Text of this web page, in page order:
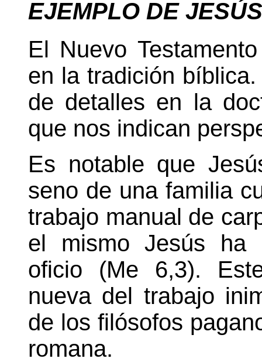
EJEMPLO DE JESÚS
El Nuevo
en la tradición
de detalles en la
que nos indican
Es notable que
seno de una familia
trabajo manual de
el mismo Jesús ha
oficio (Me 6,3).
nueva del trabajo
de los filósofos
romana.